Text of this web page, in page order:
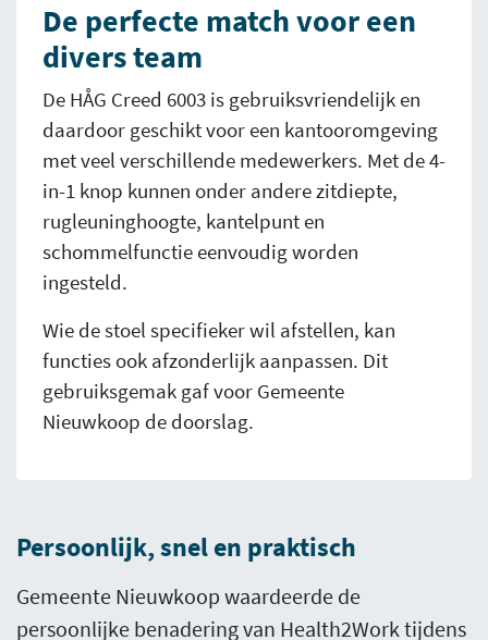
De perfecte match voor een
divers team
De HÅG Creed 6003 is gebruiksvriendelijk en
daardoor geschikt voor een kantooromgeving
met veel verschillende medewerkers. Met de 4-
in-1 knop kunnen onder andere zitdiepte,
rugleuninghoogte, kantelpunt en
schommelfunctie eenvoudig worden
ingesteld.
Wie de stoel specifieker wil afstellen, kan
functies ook afzonderlijk aanpassen. Dit
gebruiksgemak gaf voor Gemeente
Nieuwkoop de doorslag.
Persoonlijk, snel en praktisch
Gemeente Nieuwkoop waardeerde de
persoonlijke benadering van Health2Work tijdens